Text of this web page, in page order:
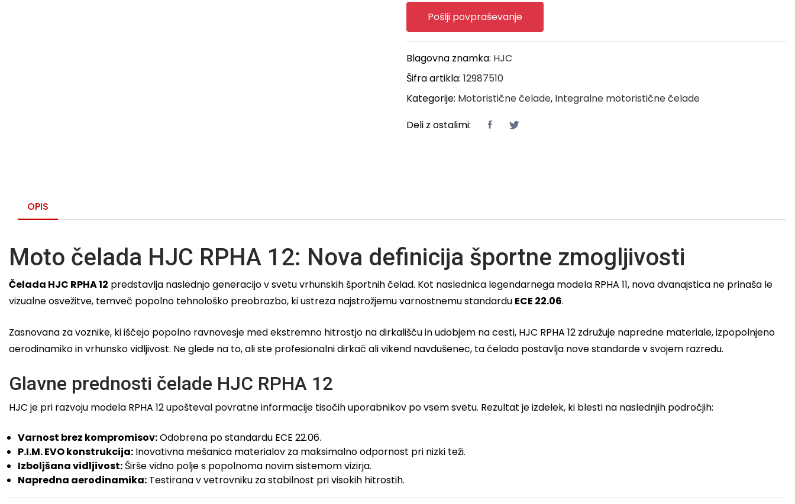
Pošlji povpraševanje
Blagovna znamka: HJC
Šifra artikla: 12987510
Kategorije: Motoristične čelade, Integralne motoristične čelade
Deli z ostalimi:
OPIS
Moto čelada HJC RPHA 12: Nova definicija športne zmogljivosti
Čelada HJC RPHA 12 predstavlja naslednjo generacijo v svetu vrhunskih športnih čelad. Kot naslednica legendarnega modela RPHA 11, nova dvanajstica ne prinaša le
vizualne osvežitve, temveč popolno tehnološko preobrazbo, ki ustreza najstrožjemu varnostnemu standardu ECE 22.06.
Zasnovana za voznike, ki iščejo popolno ravnovesje med ekstremno hitrostjo na dirkališču in udobjem na cesti, HJC RPHA 12 združuje napredne materiale, izpopolnjeno
aerodinamiko in vrhunsko vidljivost. Ne glede na to, ali ste profesionalni dirkač ali vikend navdušenec, ta čelada postavlja nove standarde v svojem razredu.
Glavne prednosti čelade HJC RPHA 12
HJC je pri razvoju modela RPHA 12 upošteval povratne informacije tisočih uporabnikov po vsem svetu. Rezultat je izdelek, ki blesti na naslednjih področjih:
Varnost brez kompromisov:Odobrena po standardu ECE 22.06.
P.I.M. EVO konstrukcija: Inovativna mešanica materialov za maksimalno odpornost pri nizki teži.
Izboljšana vidljivost: Širše vidno polje s popolnoma novim sistemom vizirja.
Napredna aerodinamika: Testirana v vetrovniku za stabilnost pri visokih hitrostih.